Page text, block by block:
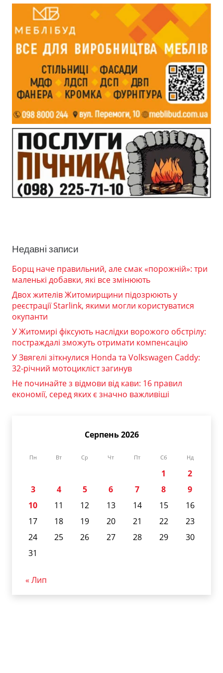
Недавні записи
Борщ наче правильний, але смак «порожній»: три
маленькі добавки, які все змінюють
Двох жителів Житомирщини підозрюють у
реєстрації Starlink, якими могли користуватися
окупанти
У Житомирі фіксують наслідки ворожого обстрілу:
постраждалі зможуть отримати компенсацію
У Звягелі зіткнулися Honda та Volkswagen Caddy:
32-річний мотоцикліст загинув
Не починайте з відмови від кави: 16 правил
економії, серед яких є значно важливіші
Серпень 2026
Пн Вт Ср Чт Пт Сб Нд
1
2
3
4 5 6 7 8
9
10
11 12 13 14 15
16
17
18 19 20 21 22
23
24
25 26 27 28 29
30
31
« Лип